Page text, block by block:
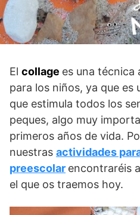
El collage es una técnica
para los niños, ya que es
que estimula todos los
peques, algo muy
primeros años de vida.
nuestras actividades
preescolar encontraréis
el que os traemos hoy.